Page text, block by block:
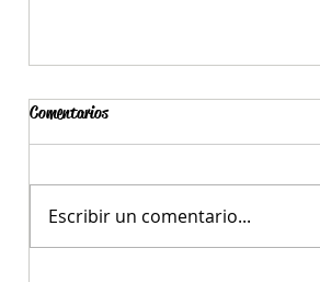
Comentarios
Escribir un comentario...